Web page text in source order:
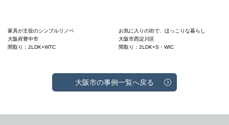
家具が主役のシンプルリノベ
大阪府豊中市
間取り：2LDK+WTC
お気に入りの街で、ほっこりな暮らし
大阪市西淀川区
間取り：2LDK+S・WIC
大阪市の事例一覧へ戻る